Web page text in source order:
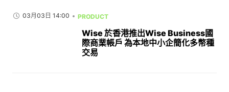
03月03日 14:00 PRODUCT
Wise 於香港推出Wise Business國
際商業帳戶 為本地中小企簡化多幣種
交易